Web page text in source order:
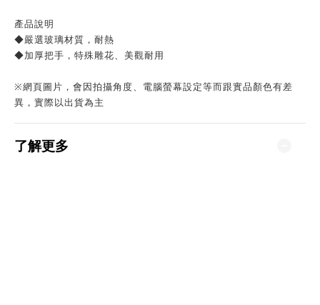
產品說明
◆嚴選玻璃材質，耐熱
◆加厚把手，特殊雕花、美觀耐用
※網頁圖片，會因拍攝角度、電腦螢幕設定等而跟實品顏色有差
異，實際以出貨為主
了解更多